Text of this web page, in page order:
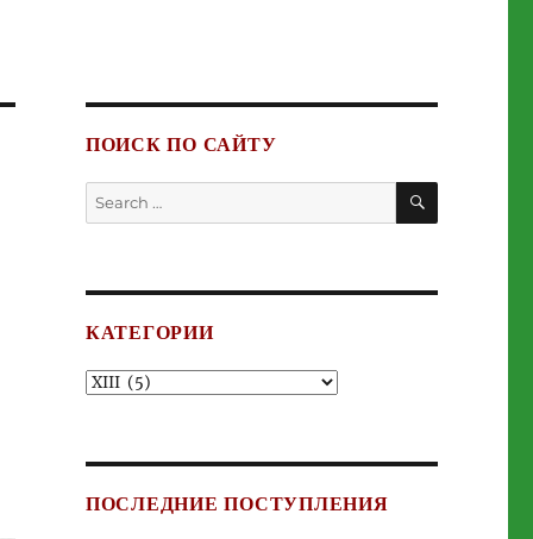
ПОИСК ПО САЙТУ
Search
for:
SEARCH
КАТЕГОРИИ
Категории
ПОСЛЕДНИЕ ПОСТУПЛЕНИЯ